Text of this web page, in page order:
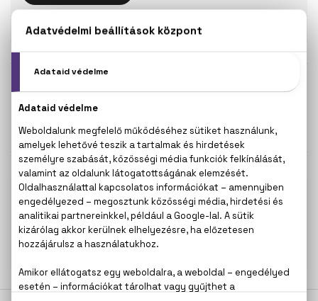
Törzsvásárlóknak csak:13.395 Ft
50 ml
100 ml
KAPCSOLÓDÓ TERMÉKEK
100% eredeti termékek,14 napos visszaküldési
garanciával
Kérdésed van, elakadtál? Hívd ügyfélszolgálatunkat:
20 267 5125